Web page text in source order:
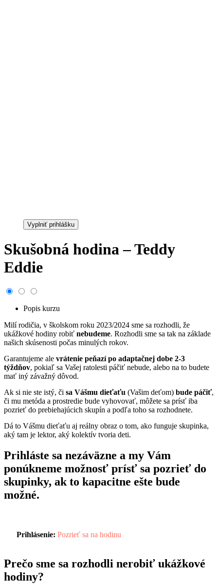
Vyplniť prihlášku
Skušobná hodina – Teddy
Eddie
Popis kurzu
Milí rodičia, v školskom roku 2023/2024 sme sa rozhodli, že
ukážkové hodiny robiť nebudeme. Rozhodli sme sa tak na základe
našich skúsenosti počas minulých rokov.
Garantujeme ale vrátenie peňazí po adaptačnej dobe 2-3
týždňov, pokiaľ sa Vašej ratolesti páčiť nebude, alebo na to budete
mať iný závažný dôvod.
Ak si nie ste istý, či sa Vášmu dieťaťu (Vašim deťom) bude páčiť,
či mu metóda a prostredie bude vyhovovať, môžete sa prísť iba
pozrieť do prebiehajúcich skupín a podľa toho sa rozhodnete.
Dá to Vášmu dieťaťu aj reálny obraz o tom, ako funguje skupinka,
aký tam je lektor, aký kolektív tvoria deti.
Prihláste sa nezáväzne a my Vám
ponúkneme možnosť prísť sa pozrieť do
skupinky, ak to kapacitne ešte bude
možné.
Prihlásenie: Pozrieť sa na hodinu
Prečo sme sa rozhodli nerobiť ukážkové
hodiny?